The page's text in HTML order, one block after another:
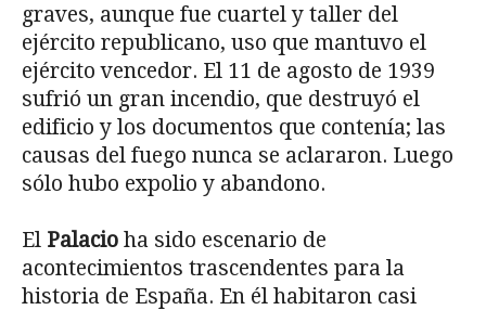
graves, aunque fue cuartel y taller del
ejército republicano, uso que mantuvo el
ejército vencedor. El 11 de agosto de 1939
sufrió un gran incendio, que destruyó el
edificio y los documentos que contenía; las
causas del fuego nunca se aclararon. Luego
sólo hubo expolio y abandono.
El Palacio ha sido escenario de
acontecimientos trascendentes para la
historia de España. En él habitaron casi